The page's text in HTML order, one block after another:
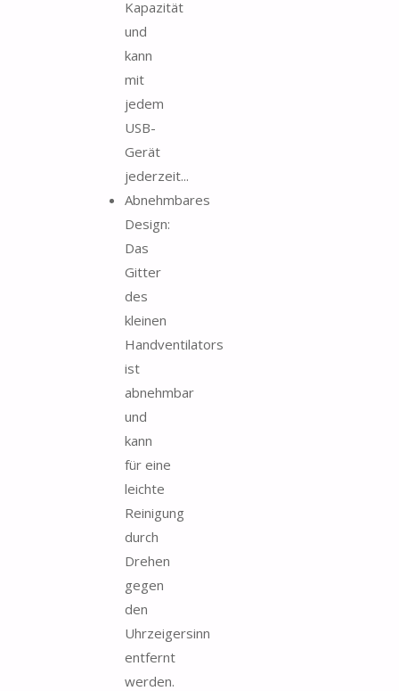
Kapazität
und
kann
mit
jedem
USB-
Gerät
jederzeit...
Abnehmbares
Design:
Das
Gitter
des
kleinen
Handventilators
ist
abnehmbar
und
kann
für eine
leichte
Reinigung
durch
Drehen
gegen
den
Uhrzeigersinn
entfernt
werden.